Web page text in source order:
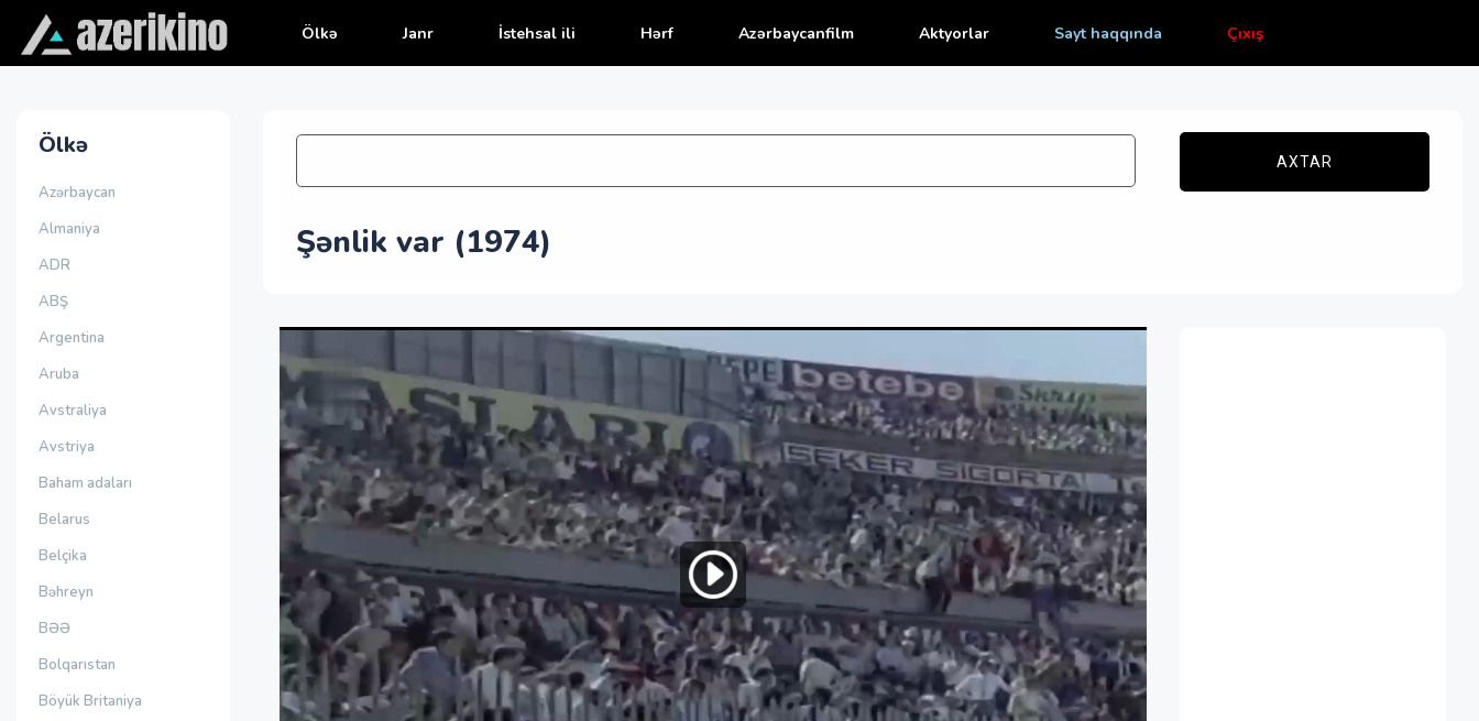
Ölkə Janr İstehsal ili Hərf Azərbaycanfilm Aktyorlar Sayt haqqında Çıxış
Ölkə
Azərbaycan
Almaniya
ADR
ABŞ
Argentina
Aruba
Avstraliya
Avstriya
Baham adaları
Belarus
Belçika
Bəhreyn
BƏƏ
Bolqarıstan
Böyük Britaniya
AXTAR
Şənlik var (1974)